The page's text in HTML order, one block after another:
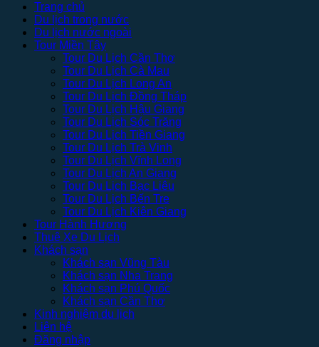
Trang chủ
Du lịch trong nước
Du lịch nước ngoài
Tour Miền Tây
Tour Du Lịch Cần Thơ
Tour Du Lịch Cà Mau
Tour Du Lịch Long An
Tour Du Lịch Đồng Tháp
Tour Du Lịch Hậu Giang
Tour Du Lịch Sóc Trăng
Tour Du Lịch Tiền Giang
Tour Du Lịch Trà Vinh
Tour Du Lịch Vĩnh Long
Tour Du Lịch An Giang
Tour Du Lịch Bạc Liêu
Tour Du Lịch Bến Tre
Tour Du Lịch Kiên Giang
Tour Hành Hương
Thuê Xe Du Lịch
Khách sạn
Khách sạn Vũng Tàu
Khách sạn Nha Trang
Khách sạn Phú Quốc
Khách sạn Cần Thơ
Kinh nghiệm du lịch
Liên hệ
Đăng nhập